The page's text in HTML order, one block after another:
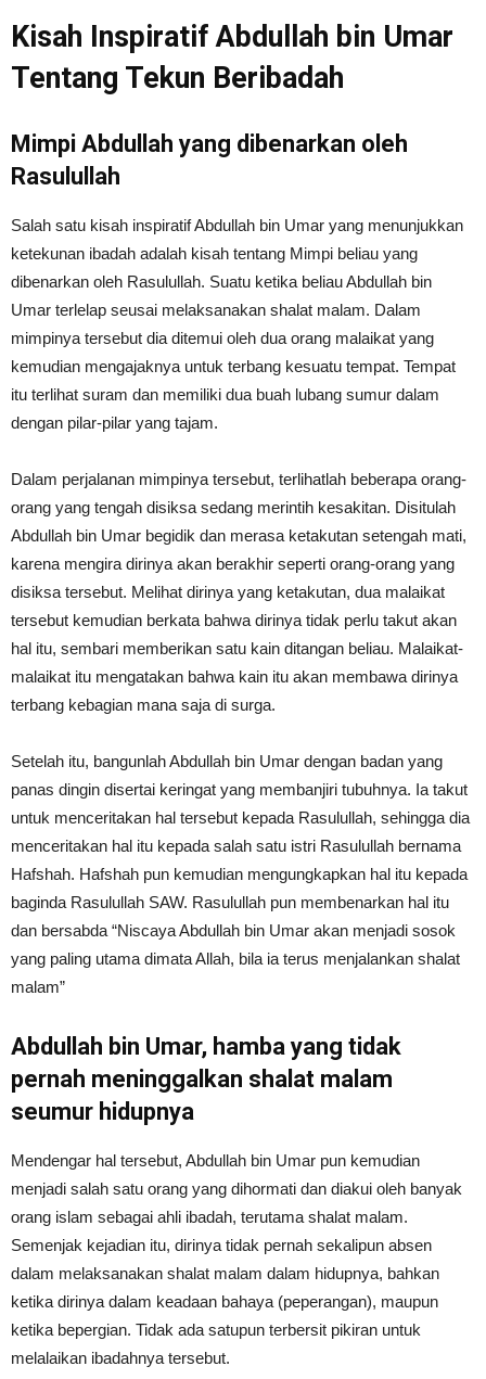
Kisah Inspiratif Abdullah bin Umar
Tentang Tekun Beribadah
Mimpi Abdullah yang dibenarkan oleh
Rasulullah
Salah satu kisah inspiratif Abdullah bin Umar yang menunjukkan
ketekunan ibadah adalah kisah tentang Mimpi beliau yang
dibenarkan oleh Rasulullah. Suatu ketika beliau Abdullah bin
Umar terlelap seusai melaksanakan shalat malam. Dalam
mimpinya tersebut dia ditemui oleh dua orang malaikat yang
kemudian mengajaknya untuk terbang kesuatu tempat. Tempat
itu terlihat suram dan memiliki dua buah lubang sumur dalam
dengan pilar-pilar yang tajam.
Dalam perjalanan mimpinya tersebut, terlihatlah beberapa orang-
orang yang tengah disiksa sedang merintih kesakitan. Disitulah
Abdullah bin Umar begidik dan merasa ketakutan setengah mati,
karena mengira dirinya akan berakhir seperti orang-orang yang
disiksa tersebut. Melihat dirinya yang ketakutan, dua malaikat
tersebut kemudian berkata bahwa dirinya tidak perlu takut akan
hal itu, sembari memberikan satu kain ditangan beliau. Malaikat-
malaikat itu mengatakan bahwa kain itu akan membawa dirinya
terbang kebagian mana saja di surga.
Setelah itu, bangunlah Abdullah bin Umar dengan badan yang
panas dingin disertai keringat yang membanjiri tubuhnya. Ia takut
untuk menceritakan hal tersebut kepada Rasulullah, sehingga dia
menceritakan hal itu kepada salah satu istri Rasulullah bernama
Hafshah. Hafshah pun kemudian mengungkapkan hal itu kepada
baginda Rasulullah SAW. Rasulullah pun membenarkan hal itu
dan bersabda “Niscaya Abdullah bin Umar akan menjadi sosok
yang paling utama dimata Allah, bila ia terus menjalankan shalat
malam”
Abdullah bin Umar, hamba yang tidak
pernah meninggalkan shalat malam
seumur hidupnya
Mendengar hal tersebut, Abdullah bin Umar pun kemudian
menjadi salah satu orang yang dihormati dan diakui oleh banyak
orang islam sebagai ahli ibadah, terutama shalat malam.
Semenjak kejadian itu, dirinya tidak pernah sekalipun absen
dalam melaksanakan shalat malam dalam hidupnya, bahkan
ketika dirinya dalam keadaan bahaya (peperangan), maupun
ketika bepergian. Tidak ada satupun terbersit pikiran untuk
melalaikan ibadahnya tersebut.